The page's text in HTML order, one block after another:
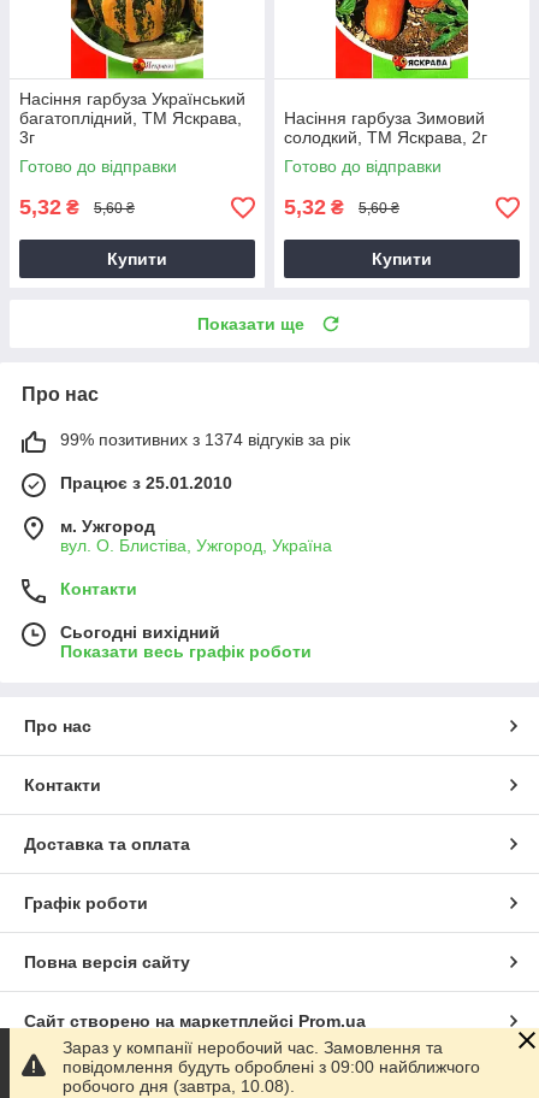
Насіння гарбуза Український
багатоплідний, ТМ Яскрава,
3г
Готово до відправки
5,32 ₴ 5,60 ₴
Купити
Насіння гарбуза Зимовий
солодкий, ТМ Яскрава, 2г
Готово до відправки
5,32 ₴ 5,60 ₴
Купити
Показати ще
Про нас
99% позитивних з 1374 відгуків за рік
Працює з 25.01.2010
м. Ужгород
вул. О. Блистіва, Ужгород, Україна
Контакти
Сьогодні вихідний
Показати весь графік роботи
Про нас
Контакти
Доставка та оплата
Графік роботи
Повна версія сайту
Сайт створено на маркетплейсі Prom.ua
Політика конфіденційності
Зараз у компанії неробочий час. Замовлення та
повідомлення будуть оброблені з 09:00 найближчого
робочого дня (завтра, 10.08).